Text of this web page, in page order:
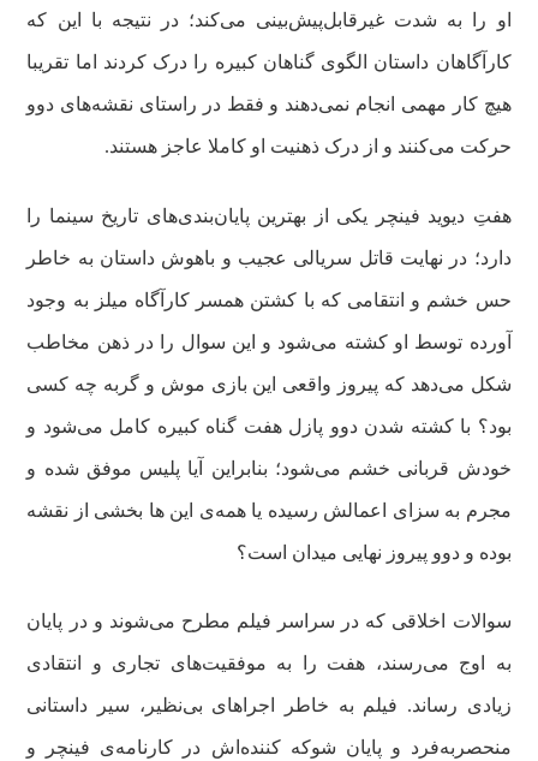
او را به شدت غیرقابل‌پیش‌بینی می‌کند؛ در نتیجه با این که
کارآگاهان داستان الگوی گناهان کبیره را درک کردند اما تقریبا
هیچ کار مهمی انجام نمی‌دهند و فقط در راستای نقشه‌های دوو
حرکت می‌کنند و از درک ذهنیت او کاملا عاجز هستند.
هفتِ دیوید فینچر یکی از بهترین پایان‌بندی‌های تاریخ سینما را
دارد؛ در نهایت قاتل سریالی عجیب و باهوش داستان به خاطر
حس خشم و انتقامی که با کشتن همسر کارآگاه میلز به وجود
آورده توسط او کشته می‌شود و این سوال را در ذهن مخاطب
شکل می‌دهد که پیروز واقعی این بازی موش و گربه چه کسی
بود؟ با کشته شدن دوو پازل هفت گناه کبیره کامل می‌شود و
خودش قربانی خشم می‌شود؛ بنابراین آیا پلیس موفق شده و
مجرم به سزای اعمالش رسیده یا همه‌ی این ها بخشی از نقشه
بوده و دوو پیروز نهایی میدان است؟
سوالات اخلاقی که در سراسر فیلم مطرح می‌شوند و در پایان
به اوج می‌رسند، هفت را به موفقیت‌های تجاری و انتقادی
زیادی رساند. فیلم به خاطر اجراهای بی‌نظیر، سیر داستانی
منحصربه‌فرد و پایان شوکه کننده‌اش در کارنامه‌ی فینچر و